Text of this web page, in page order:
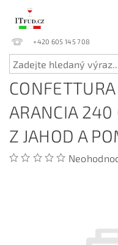
+420 605 145 708
ARANCIA 240
Z JAHOD A